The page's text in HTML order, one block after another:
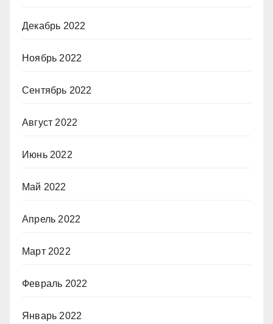
Декабрь 2022
Ноябрь 2022
Сентябрь 2022
Август 2022
Июнь 2022
Май 2022
Апрель 2022
Март 2022
Февраль 2022
Январь 2022